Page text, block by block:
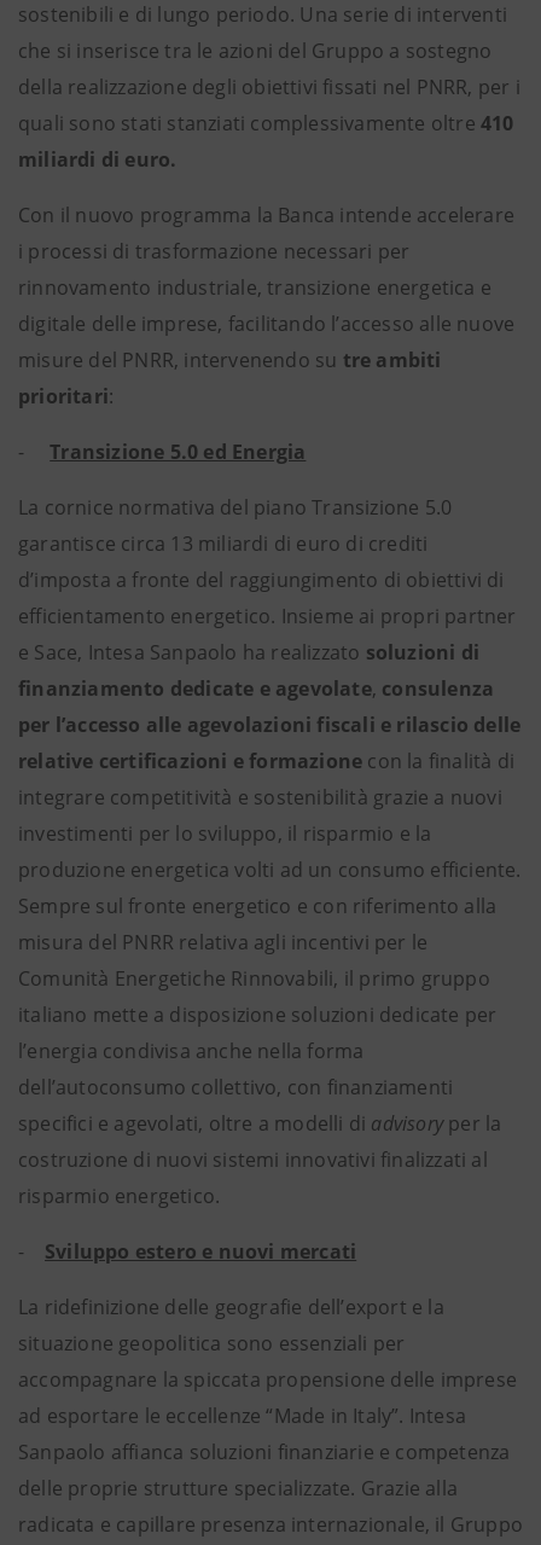
sostenibili e di lungo periodo. Una serie di interventi
che si inserisce tra le azioni del Gruppo a sostegno
della realizzazione degli obiettivi fissati nel PNRR, per i
quali sono stati stanziati complessivamente oltre410
miliardi di euro.
Con il nuovo programma la Banca intende accelerare
i processi di trasformazione necessari per
rinnovamento industriale, transizione energetica e
digitale delle imprese, facilitando l’accesso alle nuove
misure del PNRR, intervenendo su tre ambiti
prioritari:
-Transizione 5.0 ed Energia
La cornice normativa del piano Transizione 5.0
garantisce circa 13 miliardi di euro di crediti
d’imposta a fronte del raggiungimento di obiettivi di
efficientamento energetico. Insieme ai propri partner
e Sace, Intesa Sanpaolo ha realizzato soluzioni di
finanziamento dedicate e agevolate, consulenza
per l’accesso alle agevolazioni fiscali e rilascio delle
relative certificazioni e formazione con la finalità di
integrare competitività e sostenibilità grazie a nuovi
investimenti per lo sviluppo, il risparmio e la
produzione energetica volti ad un consumo efficiente.
Sempre sul fronte energetico e con riferimento alla
misura del PNRR relativa agli incentivi per le
Comunità Energetiche Rinnovabili, il primo gruppo
italiano mette a disposizione soluzioni dedicate per
l’energia condivisa anche nella forma
dell’autoconsumo collettivo, con finanziamenti
specifici e agevolati, oltre a modelli di advisoryper la
costruzione di nuovi sistemi innovativi finalizzati al
risparmio energetico.
- Sviluppo estero e nuovi mercati
La ridefinizione delle geografie dell’export e la
situazione geopolitica sono essenziali per
accompagnare la spiccata propensione delle imprese
ad esportare le eccellenze “Made in Italy”. Intesa
Sanpaolo affianca soluzioni finanziarie e competenza
delle proprie strutture specializzate. Grazie alla
radicata e capillare presenza internazionale, il Gruppo